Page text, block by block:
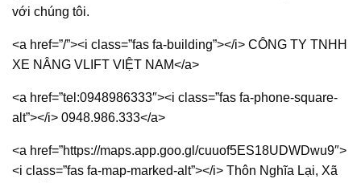
với chúng tôi.
<a href=”/”><i class=”fas fa-building”></i> CÔNG TY TNHH
XE NÂNG VLIFT VIỆT NAM</a>
<a href=”tel:0948986333″><i class=”fas fa-phone-square-
alt”></i> 0948.986.333</a>
<a href=”https://maps.app.goo.gl/cuuof5ES18UDWDwu9″>
<i class=”fas fa-map-marked-alt”></i> Thôn Nghĩa Lại, Xã